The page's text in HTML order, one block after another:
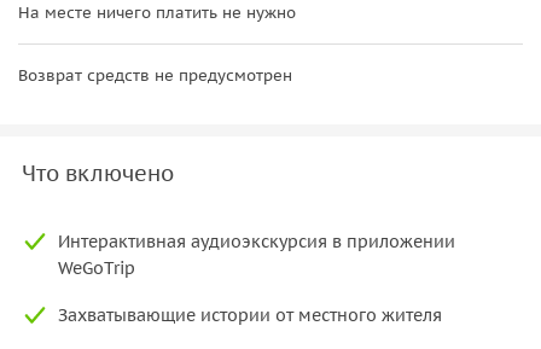
На месте ничего платить не нужно
Возврат средств не предусмотрен
Что включено
Интерактивная аудиоэкскурсия в приложении
WeGoTrip
Захватывающие истории от местного жителя